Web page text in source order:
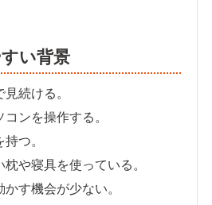
い背景
続ける。
ンを操作する。
つ。
や寝具を使っている。
す機会が少ない。